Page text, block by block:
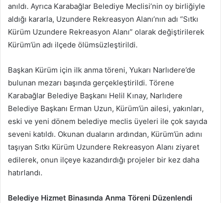
m
e
k
anıldı. Ayrıca Karabağlar Belediye Meclisi’nin oy birliğiyle
aldığı kararla, Uzundere Rekreasyon Alanı’nın adı “Sıtkı
Kürüm Uzundere Rekreasyon Alanı” olarak değiştirilerek
Kürüm’ün adı ilçede ölümsüzleştirildi.
Başkan Kürüm için ilk anma töreni, Yukarı Narlıdere’de
bulunan mezarı başında gerçekleştirildi. Törene
Karabağlar Belediye Başkanı Helil Kınay, Narlıdere
Belediye Başkanı Erman Uzun, Kürüm’ün ailesi, yakınları,
eski ve yeni dönem belediye meclis üyeleri ile çok sayıda
seveni katıldı. Okunan duaların ardından, Kürüm’ün adını
taşıyan Sıtkı Kürüm Uzundere Rekreasyon Alanı ziyaret
edilerek, onun ilçeye kazandırdığı projeler bir kez daha
hatırlandı.
Belediye Hizmet Binasında Anma Töreni Düzenlendi